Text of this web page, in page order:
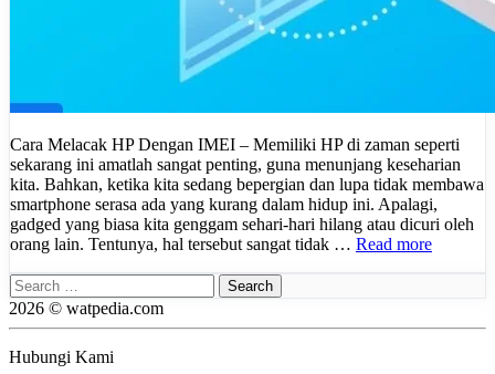
Cara Melacak HP Dengan IMEI – Memiliki HP di zaman seperti
sekarang ini amatlah sangat penting, guna menunjang keseharian
kita. Bahkan, ketika kita sedang bepergian dan lupa tidak membawa
smartphone serasa ada yang kurang dalam hidup ini. Apalagi,
gadged yang biasa kita genggam sehari-hari hilang atau dicuri oleh
orang lain. Tentunya, hal tersebut sangat tidak … Read more
Search
for:
2026 © watpedia.com
Hubungi Kami